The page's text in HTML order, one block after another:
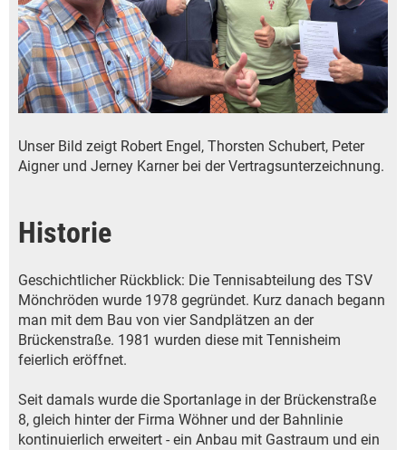
Unser Bild zeigt Robert Engel, Thorsten Schubert, Peter
Aigner und Jerney Karner bei der Vertragsunterzeichnung.
Historie
Geschichtlicher Rückblick: Die Tennisabteilung des TSV
Mönchröden wurde 1978 gegründet. Kurz danach begann
man mit dem Bau von vier Sandplätzen an der
Brückenstraße. 1981 wurden diese mit Tennisheim
feierlich eröffnet.
Seit damals wurde die Sportanlage in der Brückenstraße
8, gleich hinter der Firma Wöhner und der Bahnlinie
kontinuierlich erweitert - ein Anbau mit Gastraum und ein